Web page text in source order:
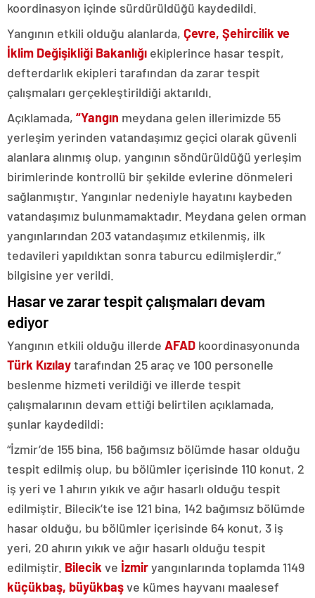
koordinasyon içinde sürdürüldüğü kaydedildi.
Yangının etkili olduğu alanlarda, Çevre, Şehircilik ve
İklim Değişikliği Bakanlığı ekiplerince hasar tespit,
defterdarlık ekipleri tarafından da zarar tespit
çalışmaları gerçekleştirildiği aktarıldı.
Açıklamada, “Yangın meydana gelen illerimizde 55
yerleşim yerinden vatandaşımız geçici olarak güvenli
alanlara alınmış olup, yangının söndürüldüğü yerleşim
birimlerinde kontrollü bir şekilde evlerine dönmeleri
sağlanmıştır. Yangınlar nedeniyle hayatını kaybeden
vatandaşımız bulunmamaktadır. Meydana gelen orman
yangınlarından 203 vatandaşımız etkilenmiş, ilk
tedavileri yapıldıktan sonra taburcu edilmişlerdir.”
bilgisine yer verildi.
Hasar ve zarar tespit çalışmaları devam
ediyor
Yangının etkili olduğu illerde AFAD koordinasyonunda
Türk Kızılaytarafından 25 araç ve 100 personelle
beslenme hizmeti verildiği ve illerde tespit
çalışmalarının devam ettiği belirtilen açıklamada,
şunlar kaydedildi:
“İzmir’de 155 bina, 156 bağımsız bölümde hasar olduğu
tespit edilmiş olup, bu bölümler içerisinde 110 konut, 2
iş yeri ve 1 ahırın yıkık ve ağır hasarlı olduğu tespit
edilmiştir. Bilecik’te ise 121 bina, 142 bağımsız bölümde
hasar olduğu, bu bölümler içerisinde 64 konut, 3 iş
yeri, 20 ahırın yıkık ve ağır hasarlı olduğu tespit
edilmiştir. Bilecik ve İzmiryangınlarında toplamda 1149
küçükbaş, büyükbaşve kümes hayvanı maalesef